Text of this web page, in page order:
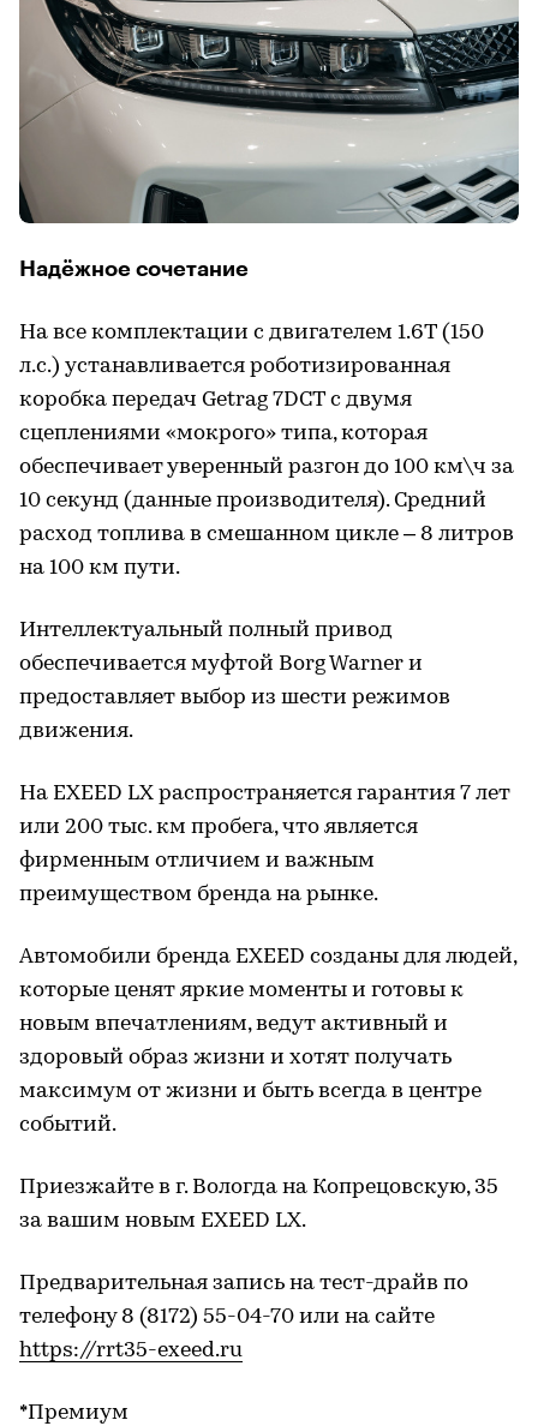
Надёжное сочетание
На все комплектации с двигателем 1.6T (150
л.с.) устанавливается роботизированная
коробка передач Getrag 7DCT с двумя
сцеплениями «мокрого» типа, которая
обеспечивает уверенный разгон до 100 км\ч за
10 секунд (данные производителя). Средний
расход топлива в смешанном цикле – 8 литров
на 100 км пути.
Интеллектуальный полный привод
обеспечивается муфтой Borg Warner и
предоставляет выбор из шести режимов
движения.
На EXEED LX распространяется гарантия 7 лет
или 200 тыс. км пробега, что является
фирменным отличием и важным
преимуществом бренда на рынке.
Автомобили бренда EXEED созданы для людей,
которые ценят яркие моменты и готовы к
новым впечатлениям, ведут активный и
здоровый образ жизни и хотят получать
максимум от жизни и быть всегда в центре
событий.
Приезжайте в г. Вологда на Копрецовскую, 35
за вашим новым EXEED LX.
Предварительная запись на тест-драйв по
телефону 8 (8172) 55-04-70 или на сайте
https://rrt35-exeed.ru
*Премиум